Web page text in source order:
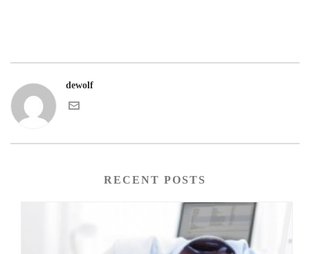
dewolf
RECENT POSTS